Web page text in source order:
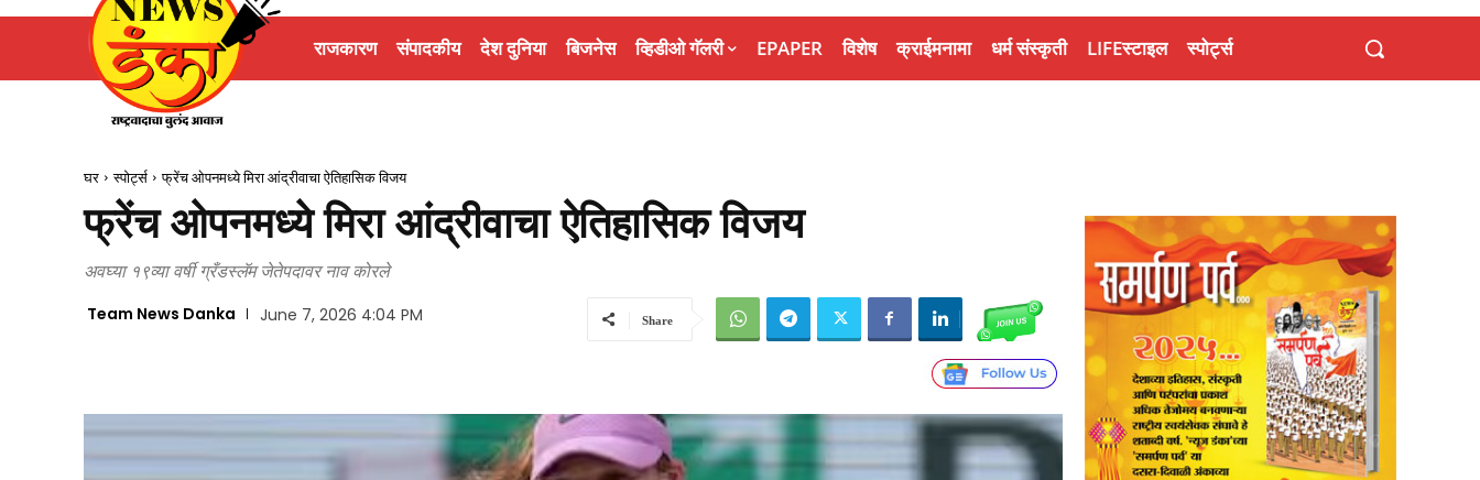
राजकारण संपादकीय देश दुनिया बिजनेस व्हिडीओ गॅलरी EPAPER विशेष क्राईमनामा धर्म संस्कृती LIFEस्टाइल स्पोर्ट्स
घर स्पोर्ट्स फ्रेंच ओपनमध्ये मिरा आंद्रीवाचा ऐतिहासिक विजय
फ्रेंच ओपनमध्ये मिरा आंद्रीवाचा ऐतिहासिक विजय
अवघ्या १९व्या वर्षी ग्रँडस्लॅम जेतेपदावर नाव कोरले
Team News Danka June 7, 2026 4:04 PM Share